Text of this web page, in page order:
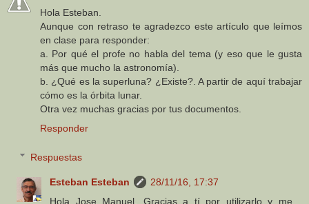
Hola Esteban.
Aunque con retraso te agradezco este artículo que leímos
en clase para responder:
a. Por qué el profe no habla del tema (y eso que le gusta
más que mucho la astronomía).
b. ¿Qué es la superluna? ¿Existe?. A partir de aquí trabajar
cómo es la órbita lunar.
Otra vez muchas gracias por tus documentos.
Responder
Respuestas
Esteban Esteban
28/11/16, 17:37
Hola Jose Manuel. Gracias a tí por utilizarlo y me